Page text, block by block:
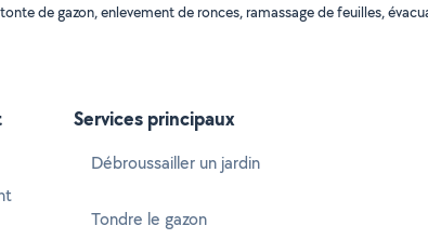
de gazon, enlevement de ronces, ramassage de feuilles,
Services principaux
Débroussailler un jardin
Tondre le gazon